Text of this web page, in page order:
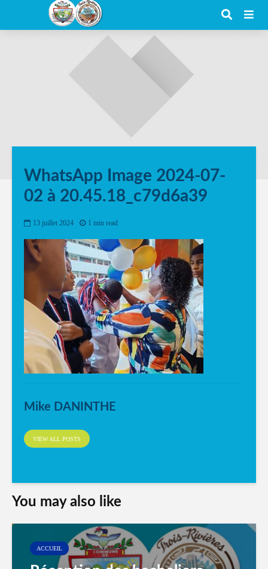
WhatsApp Image 2024-07-
02 à 20.45.18_c79d6a39
13 juillet 2024 1 min read
Mike DANINTHE
VIEW ALL POSTS
You may also like
ACCUEIL